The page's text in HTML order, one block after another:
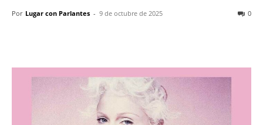
Por Lugar con Parlantes - 9 de octubre de 2025 0